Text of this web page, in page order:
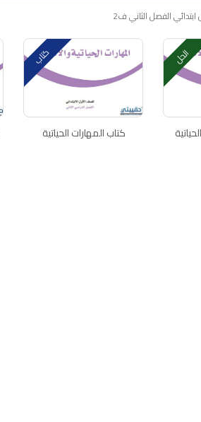
ابتدائي الفصل الثاني ف2
الحل كتاب
كتاب المهارات الحياتية